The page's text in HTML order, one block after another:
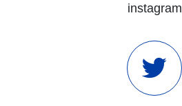
instagram